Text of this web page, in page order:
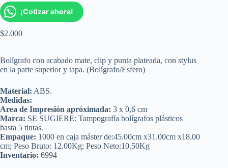
¡Cotizar ahora!
$2.000
Bolígrafo con acabado mate, clip y punta plateada, con stylus
en la parte superior y tapa. (Bolígrafo/Esfero)
Material: ABS.
Medidas:
Area de Impresión apróximada: 3 x 0,6 cm
Marca: SE SUGIERE: Tampografía bolígrafos plásticos
hasta 5 tintas.
Empaque: 1000 en caja máster de:45.00cm x31.00cm x18.00
cm; Peso Bruto: 12.00Kg; Peso Neto:10.50Kg
Inventario: 6994